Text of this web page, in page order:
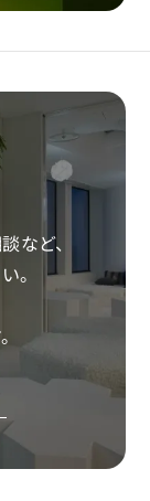
など、
。